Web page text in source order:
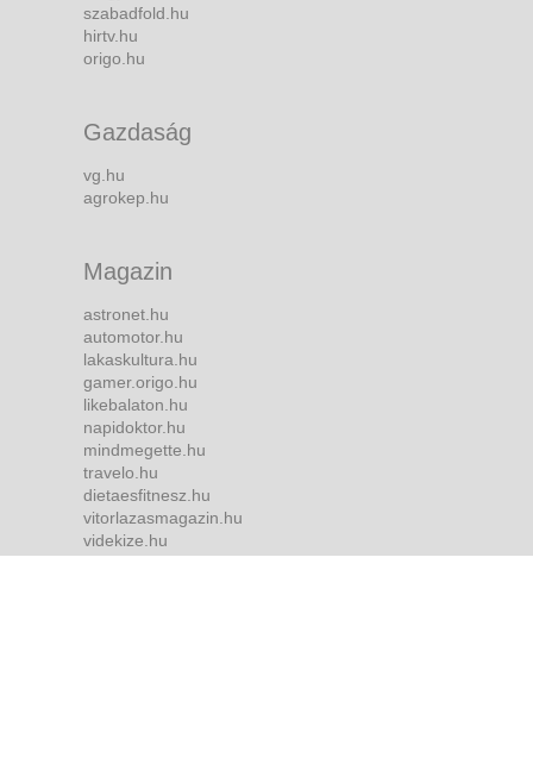
szabadfold.hu
hirtv.hu
origo.hu
Gazdaság
vg.hu
agrokep.hu
Magazin
astronet.hu
automotor.hu
lakaskultura.hu
gamer.origo.hu
likebalaton.hu
napidoktor.hu
mindmegette.hu
travelo.hu
dietaesfitnesz.hu
vitorlazasmagazin.hu
videkize.hu